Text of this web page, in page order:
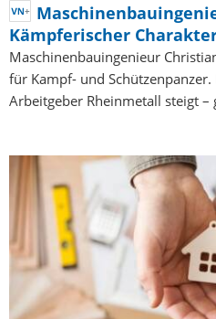
Kämpferischer
Maschinenbauingenieur
für Kampf- und
Arbeitgeber Rheinmetall steigt –